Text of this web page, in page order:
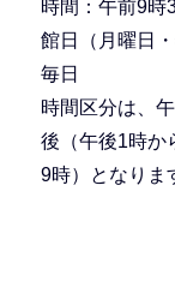
時間：午前9時
館日（月曜日
毎日
時間区分は、
後（午後1時か
9時）となりま